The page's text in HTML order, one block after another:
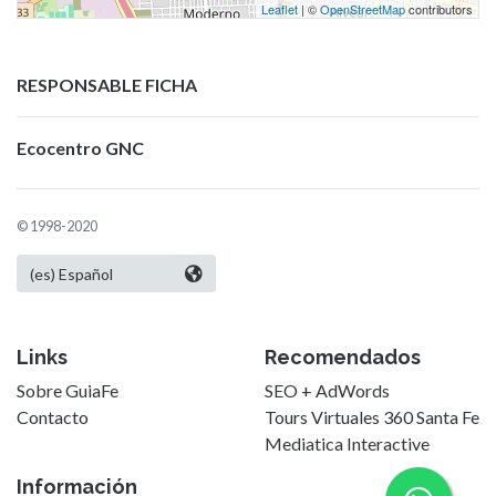
Leaflet | ©OpenStreetMapcontributors
RESPONSABLE FICHA
Ecocentro GNC
© 1998-2020
Links
Sobre GuiaFe
Contacto
Recomendados
SEO + AdWords
Tours Virtuales 360 Santa Fe
Mediatica Interactive
Información